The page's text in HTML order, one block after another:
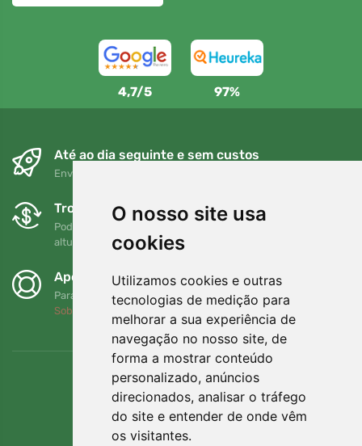
O nosso site usa
cookies
Utilizamos cookies e outras
tecnologias de medição para
melhorar a sua experiência de
navegação no nosso site, de
forma a mostrar conteúdo
personalizado, anúncios
direcionados, analisar o tráfego
do site e entender de onde vêm
os visitantes.
4,7/5 97%
Até ao dia seguinte e sem custos
Envio gratuito para encomendas superiores a 80 EUR
Trocas e devoluções gratuitas
Pode devolver ou trocar a sua encomenda em qualquer
altura no prazo de 90 dias
Apoiamos a Trees.org
Para cada encomenda plantamos uma árvore! Leia mais
Sobre nós